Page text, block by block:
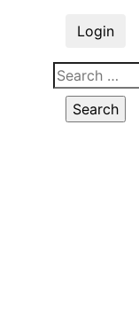
Login